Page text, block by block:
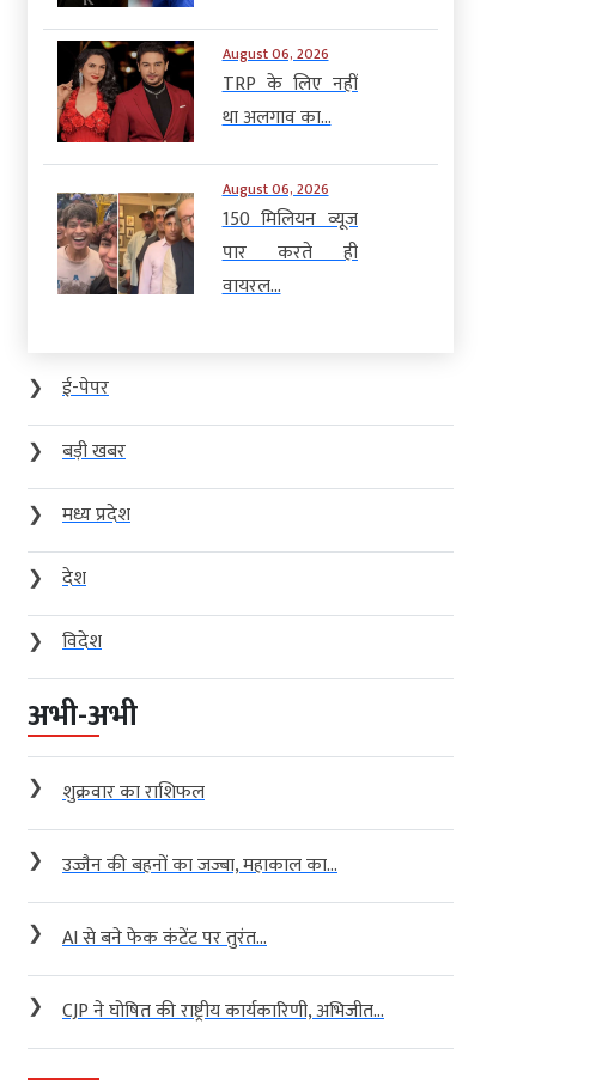
August 06, 2026
TRP के लिए नहीं
था अलगाव का...
August 06, 2026
150 मिलियन व्यूज
पार करते ही
वायरल...
❯
ई-पेपर
❯
बड़ी खबर
❯
मध्य प्रदेश
❯
देश
❯
विदेश
अभी-अभी
❯ शुक्रवार का राशिफल
❯ उज्जैन की बहनों का जज्बा, महाकाल का...
❯ AI से बने फेक कंटेंट पर तुरंत...
❯ CJP ने घोषित की राष्ट्रीय कार्यकारिणी, अभिजीत...